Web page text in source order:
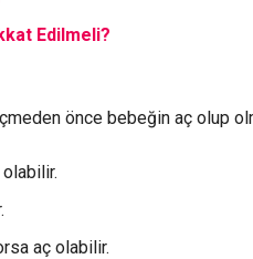
Edilmeli?
önce bebeğin aç olup
aç olabilir.